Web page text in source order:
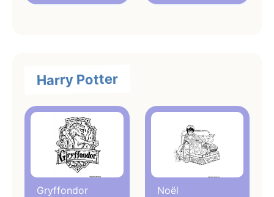
Harry Potter
Gryffondor Noël